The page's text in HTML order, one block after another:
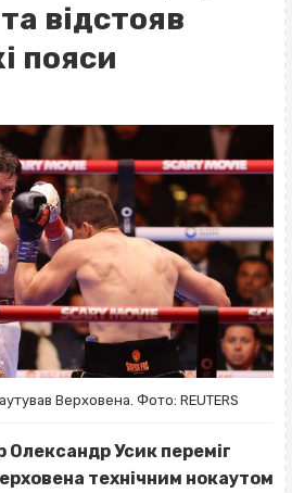
відстояв
пояси
Верховена. Фото: REUTERS
Олександр Усик переміг
технічним нокаутом